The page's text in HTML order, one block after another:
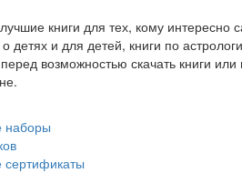
книги для тех, кому
о детях и для детей, книги по
возможностью скачать книги
наборы